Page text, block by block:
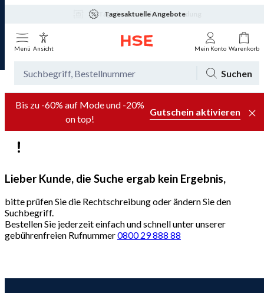
Tagesaktuelle Angebote
Menü Ansicht Mein Konto Warenkorb
Suchen
Bis zu -60% auf Mode und -20%
on top!
Gutschein aktivieren
Lieber Kunde, die Suche ergab kein Ergebnis,
bitte prüfen Sie die Rechtschreibung oder ändern Sie den
Suchbegriff.
Bestellen Sie jederzeit einfach und schnell unter unserer
gebührenfreien Rufnummer0800 29 888 88